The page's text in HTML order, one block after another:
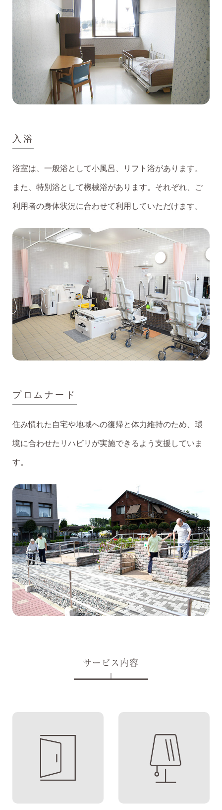
入浴
浴室は、一般浴として小風呂、リフト浴があります。
また、特別浴として機械浴があります。それぞれ、ご
利用者の身体状況に合わせて利用していただけます。
プロムナード
住み慣れた自宅や地域への復帰と体力維持のため、環
境に合わせたリハビリが実施できるよう支援していま
す。
サービス内容